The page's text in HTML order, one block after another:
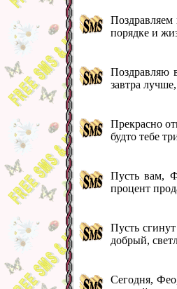
Поздравляем
порядке и
Поздравляю
завтра
Прекрасно
будто тебе
Пусть вам,
процент
Пусть
добрый,
Сегодня,